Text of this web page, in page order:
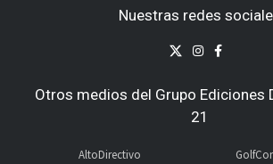
Nuestras redes
Otros medios del Grupo Ediciones
21
AltoDirectivo